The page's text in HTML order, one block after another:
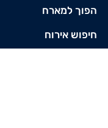
הפוך למארח
חיפוש אירוח